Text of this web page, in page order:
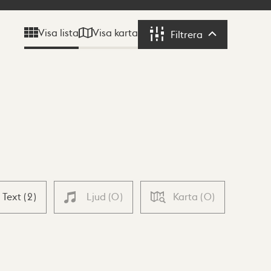
Visa lista Visa karta Filtrera Filtrera
Text (2) Ljud (0) Karta (0)